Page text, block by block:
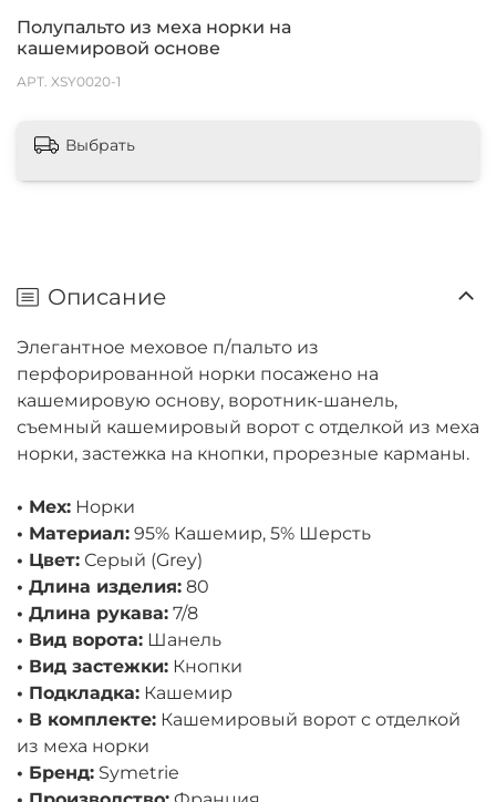
Полупальто из меха норки на
кашемировой основе
АРТ. XSY0020-1
Выбрать
Описание
Элегантное меховое п/пальто из
перфорированной норки посажено на
кашемировую основу, воротник-шанель,
съемный кашемировый ворот с отделкой из меха
норки, застежка на кнопки, прорезные карманы.
• Мех: Норки
• Материал: 95% Кашемир, 5% Шерсть
• Цвет: Серый (Grey)
• Длина изделия: 80
• Длина рукава: 7/8
• Вид ворота: Шанель
• Вид застежки: Кнопки
• Подкладка: Кашемир
• В комплекте: Кашемировый ворот с отделкой
из меха норки
• Бренд: Symetrie